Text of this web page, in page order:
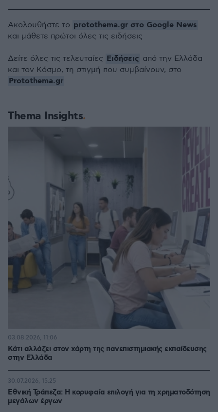
Thema Insights
Κάτι αλλάζει στον χάρτη της πανεπιστημιακής εκπαίδευσης
στην Ελλάδα
03.08.2026, 11:06
Εθνική Τράπεζα: Η κορυφαία επιλογή για τη χρηματοδότηση
μεγάλων έργων
30.07.2026, 15:25
Ακολουθήστε το protothema.gr στο Google News
και μάθετε πρώτοι όλες τις ειδήσεις
Δείτε όλες τις τελευταίες Ειδήσεις από την Ελλάδα
και τον Κόσμο, τη στιγμή που συμβαίνουν, στο
Protothema.gr